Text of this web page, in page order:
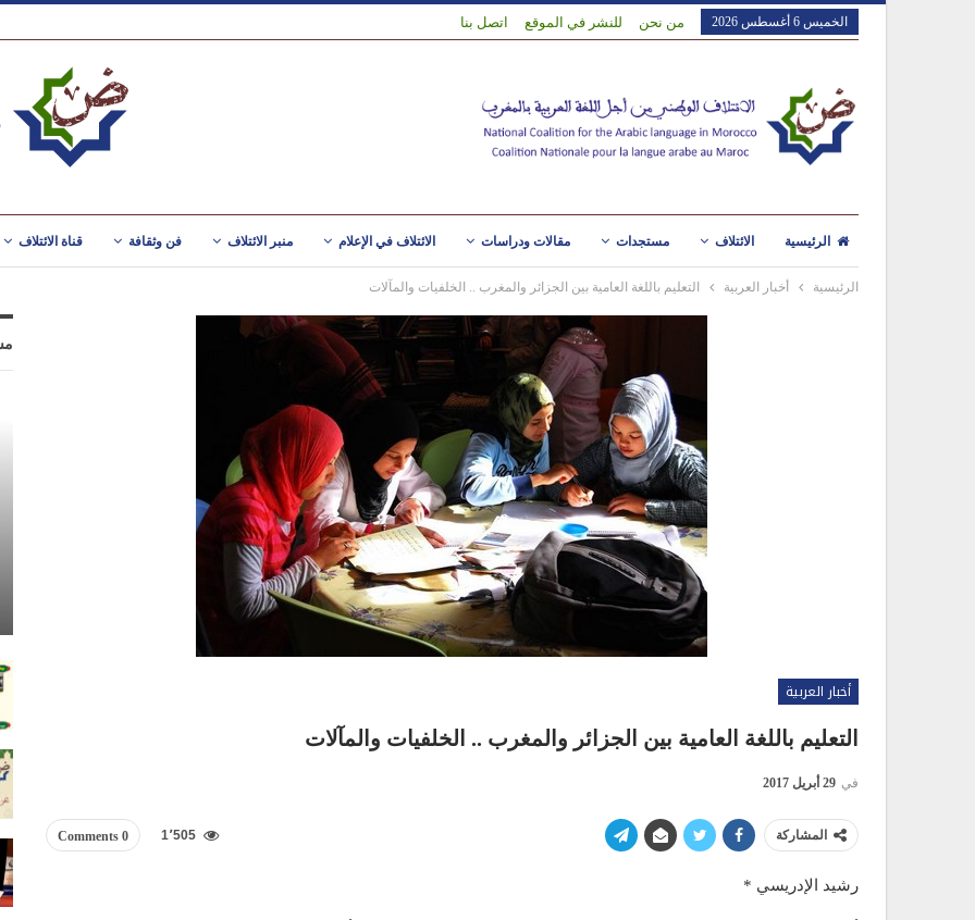
الخميس 6 أغسطس 2026 من نحن للنشر في الموقع اتصل بنا
الرئيسية الائتلاف مستجدات مقالات ودراسات الائتلاف في الإعلام منبر الائتلاف فن وثقافة قناة الائتلاف
الرئيسية أخبار العربية التعليم باللغة العامية بين الجزائر والمغرب .. الخلفيات والمآلات
أخبار العربية
التعليم باللغة العامية بين الجزائر والمغرب .. الخلفيات والمآلات
في 29 أبريل 2017
المشاركة 0 Comments 1٬505
رشيد الإدريسي *